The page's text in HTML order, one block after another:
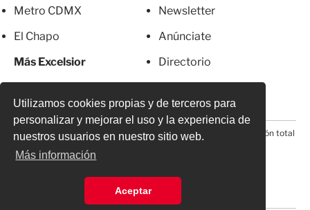
Utilizamos cookies propias y de terceros para
personalizar y mejorar el uso y la experiencia de
nuestros usuarios en nuestro sitio web.
Más información
Aceptar
Metro CDMX
El Chapo
Más Excelsior
Newsletter
Anúnciate
Directorio
© 2026 Todos los derechos reservados. Prohibida la reproducción total
o parcial, incluyendo cualquier medio electrónico*